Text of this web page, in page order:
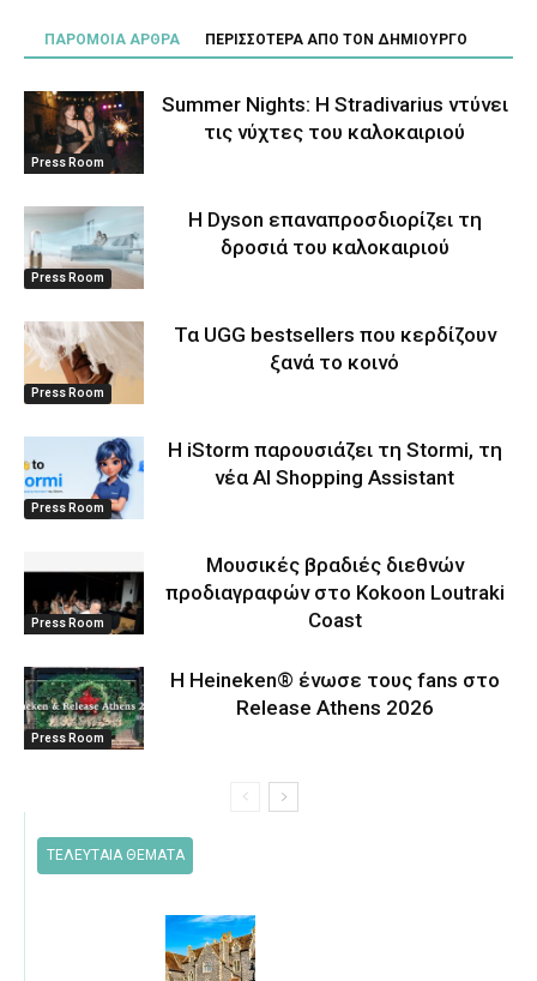
ΠΑΡΟΜΟΙΑ ΑΡΘΡΑ ΠΕΡΙΣΣΟΤΕΡΑ ΑΠΟ ΤΟΝ ΔΗΜΙΟΥΡΓΟ
Press Room
Summer Nights: Η Stradivarius ντύνει
τις νύχτες του καλοκαιριού
Press Room
Η Dyson επαναπροσδιορίζει τη
δροσιά του καλοκαιριού
Press Room
Τα UGG bestsellers που κερδίζουν
ξανά το κοινό
Press Room
Η iStorm παρουσιάζει τη Stormi, τη
νέα AI Shopping Assistant
Press Room
Μουσικές βραδιές διεθνών
προδιαγραφών στο Kokoon Loutraki
Coast
Press Room
Η Heineken® ένωσε τους fans στο
Release Athens 2026
ΤΕΛΕΥΤΑΙΑ ΘΕΜΑΤΑ